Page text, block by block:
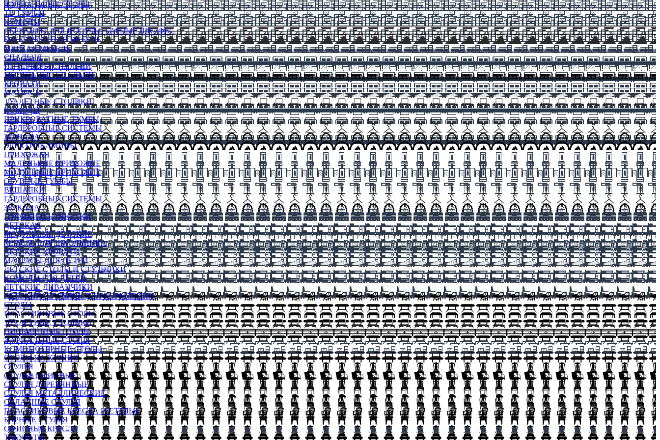
ЖУРНАЛЬНЫЕ СТОЛЫ
ТВ ТУМБЫ
КОМОДЫ
СЕРВАНТЫ ДЛЯ ПОСУДЫ, БАРНЫЕ ШКАФЫ
БЕСКАРКАСНАЯ МЕБЕЛЬ
МЯГКАЯ МЕБЕЛЬ
СПАЛЬНЯ
ИНТЕРЬЕРЫ СПАЛЬНИ
МОДУЛЬНЫЕ СПАЛЬНИ
КРОВАТИ
МАТРАСЫ
ТУАЛЕТНЫЕ СТОЛИКИ
КОМОДЫ
ПРИКРОВАТНЫЕ ТУМБЫ
ГАРДЕРОБНЫЕ СИСТЕМЫ
ЗЕРКАЛА
ЭЛЕКТРОКАМИНЫ
ПРИХОЖАЯ
МАЛЕНЬКИЕ ПРИХОЖИЕ
МОДУЛЬНЫЕ ПРИХОЖИЕ
ОБУВНЫЕ ТУМБЫ
ВЕШАЛКИ
ГАРДЕРОБНЫЕ СИСТЕМЫ
ЗЕРКАЛА
ПУФИКИ И БАНКЕТКИ
ДЕТСКАЯ
МОДУЛЬНЫЕ ДЕТСКИЕ
МЕБЕЛЬ ДЛЯ ШКОЛЬНИКА
ДЕТСКИЕ КРОВАТИ
МАТРАСЫ ДЛЯ ДЕТЕЙ
ДЕТСКИЕ СТОЛЫ И СТУЛЬЧИКИ
КОМОДЫ ДЛЯ ДЕТЕЙ
ДЕТСКИЕ ДИВАНЧИКИ
ДЕТСКИЙ СТУЛЬЧИК ДЛЯ КОРМЛЕНИЯ
СТОЛЫ
ПЛАСТИКОВЫЕ СТОЛЫ
ТУАЛЕТНЫЕ СТОЛИКИ
ПИСЬМЕННЫЕ СТОЛЫ
ЖУРНАЛЬНЫЕ СТОЛЫ
КОМПЬЮТЕРНЫЕ СТОЛЫ
СТОЛЫ НА КУХНЮ
СТУЛЬЯ
СТУЛЬЯ ОФИСНЫЕ
СТУЛЬЯ ДЕРЕВЯННЫЕ
СТУЛЬЯ МЕТАЛЛИЧЕСКИЕ
СКЛАДНЫЕ СТУЛЬЯ
ПЛАСТИКОВЫЕ КРЕСЛА И СТУЛЬЯ
БАРНЫЕ СТУЛЬЯ
ОФИСНЫЕ КРЕСЛА
ТАБУРЕТЫ